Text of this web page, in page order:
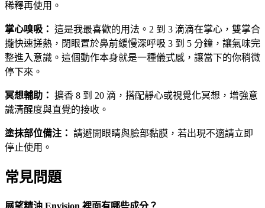
稀釋再使用。
掌心嗅吸： 這是我最喜歡的用法。2 到 3 滴滴在掌心，雙掌合
攏快速搓熱，閉眼置於鼻前緩慢深呼吸 3 到 5 分鐘，讓氣味完
整進入意識。這個動作本身就是一種儀式感，讓當下的你稍微
停下來。
冥想輔助： 擴香 8 到 20 滴，搭配靜心或視覺化冥想，增強意
識清醒度與直覺的接收。
塗抹部位備注： 請避開眼睛與臉部黏膜，若出現不適請立即
停止使用。
常見問題
展望精油 Envision 裡面有哪些成分？